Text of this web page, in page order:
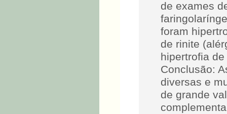
de exames
foram
de rinite
hipertrofia
Conclusão:
diversas e
de grande